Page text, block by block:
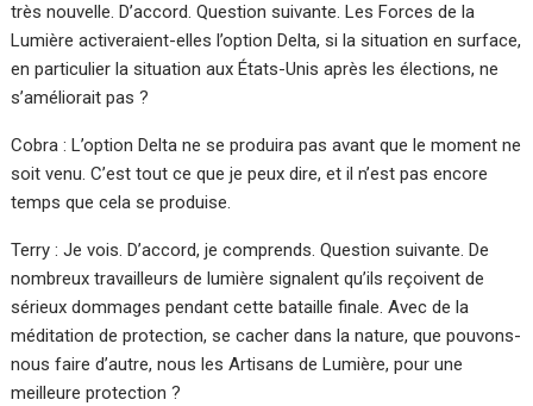
très nouvelle. D’accord. Question suivante. Les Forces de la
Lumière activeraient-elles l’option Delta, si la situation en surface,
en particulier la situation aux États-Unis après les élections, ne
s’améliorait pas ?
Cobra : L’option Delta ne se produira pas avant que le moment ne
soit venu. C’est tout ce que je peux dire, et il n’est pas encore
temps que cela se produise.
Terry : Je vois. D’accord, je comprends. Question suivante. De
nombreux travailleurs de lumière signalent qu’ils reçoivent de
sérieux dommages pendant cette bataille finale. Avec de la
méditation de protection, se cacher dans la nature, que pouvons-
nous faire d’autre, nous les Artisans de Lumière, pour une
meilleure protection ?